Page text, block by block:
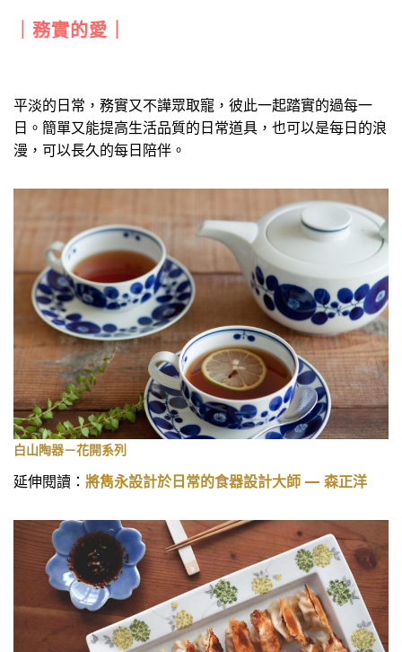
｜務實的愛｜
平淡的日常，務實又不譁眾取寵，彼此一起踏實的過每一
日。簡單又能提高生活品質的日常道具，也可以是每日的浪
漫，可以長久的每日陪伴。
白山陶器－花開系列
延伸閱讀： 將雋永設計於日常的食器設計大師 — 森正洋